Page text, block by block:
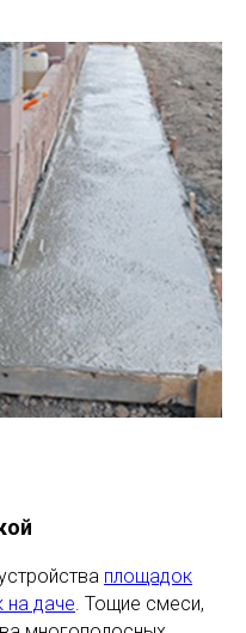
площадок
даче . Тощие смеси,